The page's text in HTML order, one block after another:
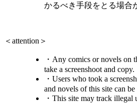
かるべき手段をとる場合
＜attention＞
・Any comics or novels on
take a screenshoot and copy.
・Users who took a
and novels of this site can be
・This site may track illegal